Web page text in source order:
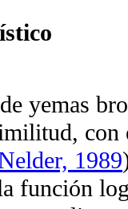
yemas
1989
función